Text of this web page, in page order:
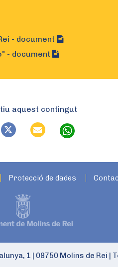
- document
- document
aquest contingut
Protecció de dades
1 08750 Molins de Rei